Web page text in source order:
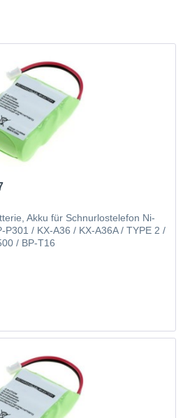
Akku für Schnurlostelefon Ni-
P301 / KX-A36 / KX-A36A / TYPE 2 /
/ BP-T16